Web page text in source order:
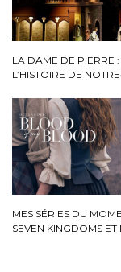
LA DAME DE PIERRE
L’HISTOIRE DE
MES SÉRIES DU
SEVEN KINGDOMS